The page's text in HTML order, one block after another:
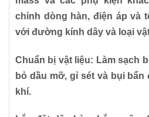
chỉnh dòng hàn, điện áp và
với đường kính dây và loại
Chuẩn bị vật liệu: Làm sạch
bỏ dầu mỡ, gỉ sét và bụi
khí.